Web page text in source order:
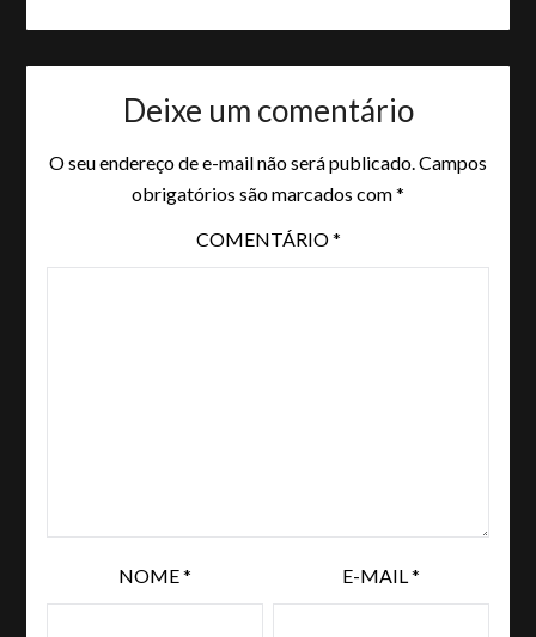
Deixe um comentário
O seu endereço de e-mail não será publicado.Campos
obrigatórios são marcados com*
COMENTÁRIO*
NOME* E-MAIL*